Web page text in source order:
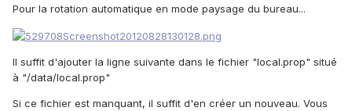
Pour la rotation automatique en mode paysage du bureau...
Il suffit d'ajouter la ligne suivante dans le fichier "local.prop" situé
à "/data/local.prop"
Si ce fichier est manquant, il suffit d'en créer un nouveau. Vous